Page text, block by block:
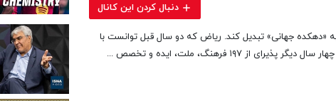
دنبال کردن این کانال
۲۰۳۰ را پس از پایان این نمایشگاه به «دهکده جهانی» تبدیل کند. ریاض که دو سال قبل توانست با